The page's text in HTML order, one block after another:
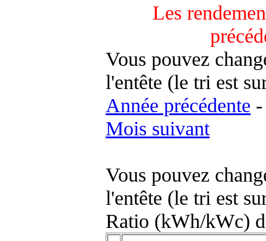
Les
Vous pouvez
l'entête (le tri est
Année précédente -
Mois suivant
Vous pouvez
l'entête (le tri est
Ratio (kWh/kWc)